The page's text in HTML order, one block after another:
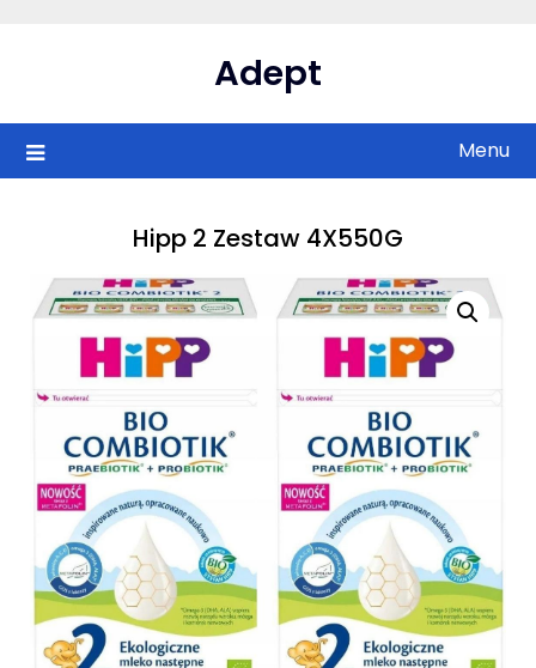
Adept
Menu
Hipp 2 Zestaw 4X550G